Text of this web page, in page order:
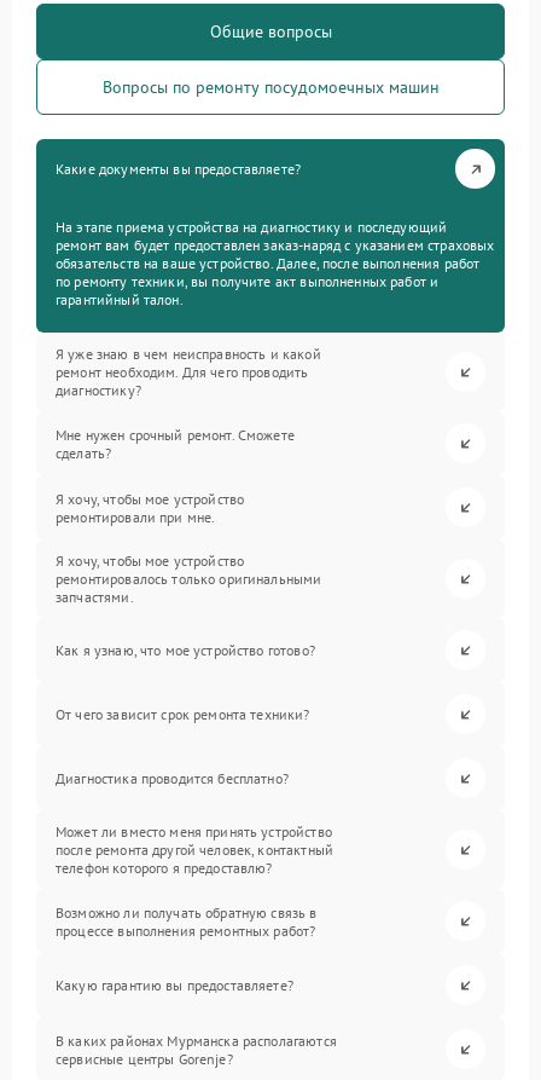
Общие вопросы
Вопросы по ремонту посудомоечных машин
Какие документы вы предоставляете?
На этапе приема устройства на диагностику и последующий
ремонт вам будет предоставлен заказ-наряд с указанием страховых
обязательств на ваше устройство. Далее, после выполнения работ
по ремонту техники, вы получите акт выполненных работ и
гарантийный талон.
Я уже знаю в чем неисправность и какой
ремонт необходим. Для чего проводить
диагностику?
Мне нужен срочный ремонт. Сможете
сделать?
Я хочу, чтобы мое устройство
ремонтировали при мне.
Я хочу, чтобы мое устройство
ремонтировалось только оригинальными
запчастями.
Как я узнаю, что мое устройство готово?
От чего зависит срок ремонта техники?
Диагностика проводится бесплатно?
Может ли вместо меня принять устройство
после ремонта другой человек, контактный
телефон которого я предоставлю?
Возможно ли получать обратную связь в
процессе выполнения ремонтных работ?
Какую гарантию вы предоставляете?
В каких районах Мурманска располагаются
сервисные центры Gorenje?